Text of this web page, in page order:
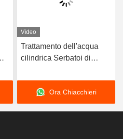
Video
Trattamento dell'acqua
cilindrica Serbatoi di
in fibra di vetro
Ora Chiacchieri